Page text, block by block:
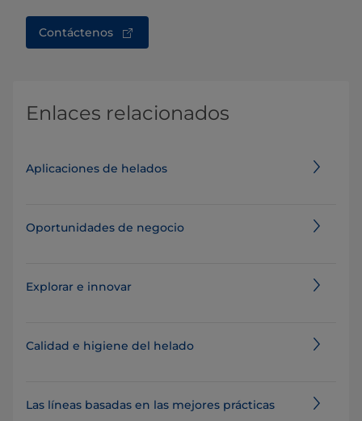
Contáctenos
Enlaces relacionados
Aplicaciones de helados
Oportunidades de negocio
Explorar e innovar
Calidad e higiene del helado
Las líneas basadas en las mejores prácticas